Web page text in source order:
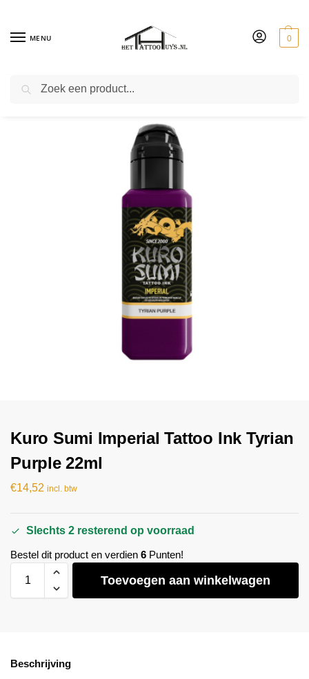
MENU 0
Kuro Sumi Imperial Tattoo Ink Tyrian
Purple 22ml
€14,52 incl. btw
Slechts 2 resterend op voorraad
Bestel dit product en verdien 6 Punten!
Toevoegen aan winkelwagen
Beschrijving